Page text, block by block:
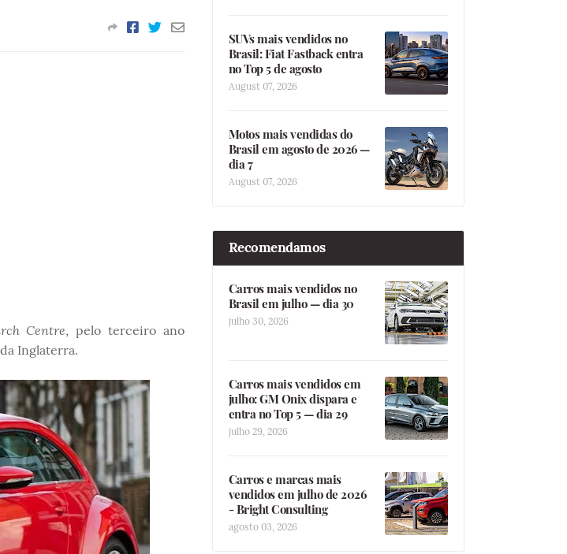
Centre, pelo terceiro ano
Inglaterra.
SUVs mais vendidos no
Brasil: Fiat Fastback entra
no Top 5 de agosto
August 07, 2026
Motos mais vendidas do
Brasil em agosto de 2026 —
dia 7
August 07, 2026
Recomendamos
Carros mais vendidos no
Brasil em julho — dia 30
julho 30, 2026
Carros mais vendidos em
julho: GM Onix dispara e
entra no Top 5 — dia 29
julho 29, 2026
Carros e marcas mais
vendidos em julho de 2026
- Bright Consulting
agosto 03, 2026